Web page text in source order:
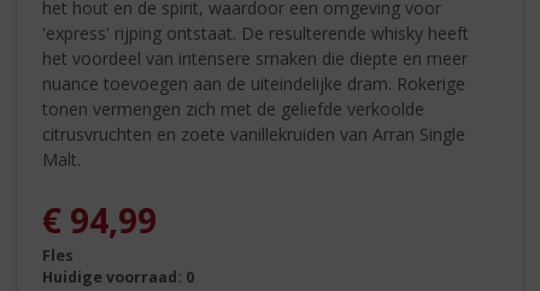
het hout en de spirit, waardoor een omgeving voor
'express' rijping ontstaat. De resulterende whisky heeft
het voordeel van intensere smaken die diepte en meer
nuance toevoegen aan de uiteindelijke dram. Rokerige
tonen vermengen zich met de geliefde verkoolde
citrusvruchten en zoete vanillekruiden van Arran Single
Malt.
€ 94,99
Fles
Huidige voorraad: 0